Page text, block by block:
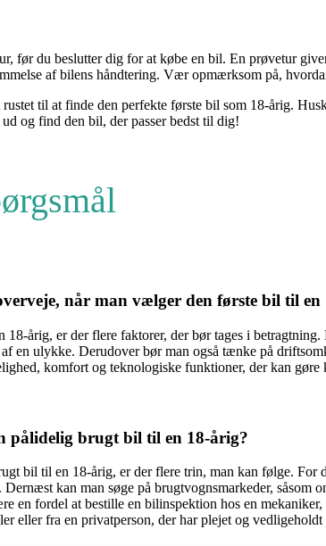
før du beslutter dig for at købe en bil. En prøvetur
af bilens håndtering. Vær opmærksom på,
til at finde den perfekte første bil som 18-årig.
og find den bil, der passer bedst til dig!
når man vælger den første bil til en
årig, er der flere faktorer, der bør tages i
en ulykke. Derudover bør man også tænke på
komfort og teknologiske funktioner, der kan gøre
pålidelig brugt bil til en 18-årig?
bil til en 18-årig, er der flere trin, man kan følge.
kan man søge på brugtvognsmarkeder,
en fordel at bestille en bilinspektion hos en
eller fra en privatperson, der har plejet og